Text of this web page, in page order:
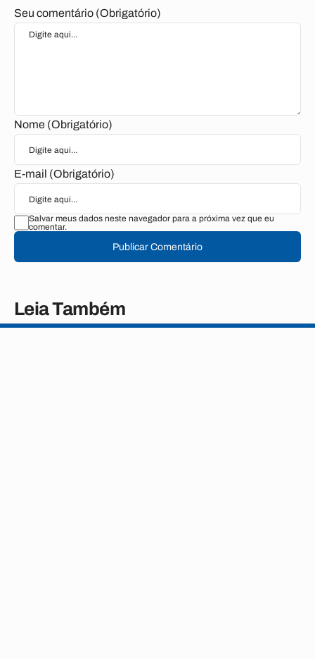
Seu comentário (Obrigatório)
Nome (Obrigatório)
E-mail (Obrigatório)
Salvar meus dados neste navegador para a próxima vez que eu
comentar.
Publicar Comentário
Leia Também